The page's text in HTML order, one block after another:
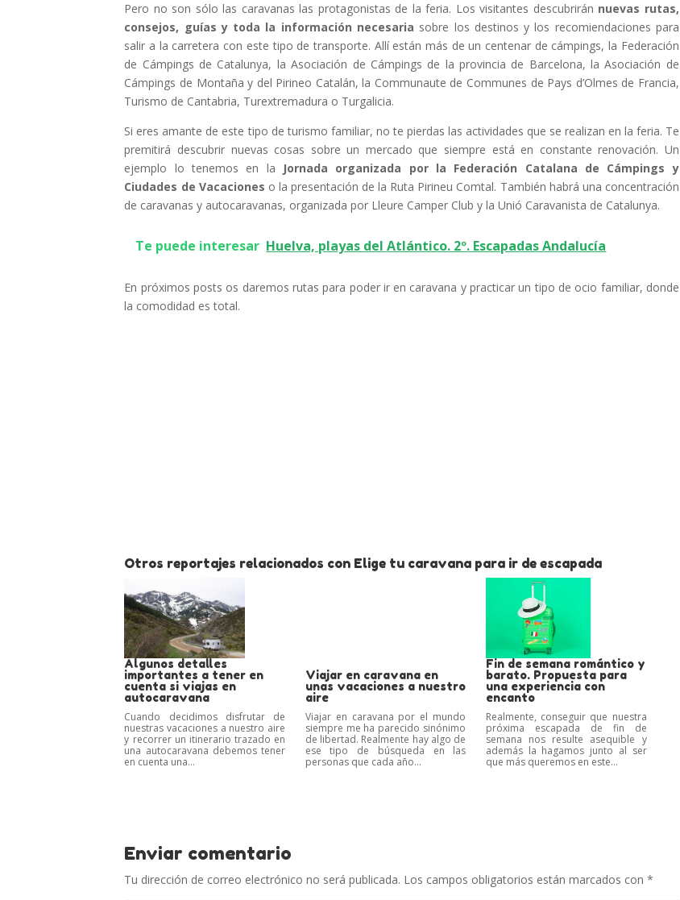
Pero no son sólo las caravanas las protagonistas de la feria. Los visitantes descubrirán nuevas rutas,
consejos, guías y toda la información necesaria sobre los destinos y los recomiendaciones para
salir a la carretera con este tipo de transporte. Allí están más de un centenar de cámpings, la Federación
de Cámpings de Catalunya, la Asociación de Cámpings de la provincia de Barcelona, la Asociación de
Cámpings de Montaña y del Pirineo Catalán, la Communaute de Communes de Pays d’Olmes de Francia,
Turismo de Cantabria, Turextremadura o Turgalicia.
Si eres amante de este tipo de turismo familiar, no te pierdas las actividades que se realizan en la feria. Te
premitirá descubrir nuevas cosas sobre un mercado que siempre está en constante renovación. Un
ejemplo lo tenemos en la Jornada organizada por la Federación Catalana de Cámpings y
Ciudades de Vacaciones o la presentación de la Ruta Pirineu Comtal. También habrá una concentración
de caravanas y autocaravanas, organizada por Lleure Camper Club y la Unió Caravanista de Catalunya.
Te puede interesar Huelva, playas del Atlántico. 2º. Escapadas Andalucía
En próximos posts os daremos rutas para poder ir en caravana y practicar un tipo de ocio familiar, donde
la comodidad es total.
Otros reportajes relacionados con Elige tu caravana para ir de escapada
Algunos detalles
importantes a tener en
cuenta si viajas en
autocaravana
Cuando decidimos disfrutar de
nuestras vacaciones a nuestro aire
y recorrer un itinerario trazado en
una autocaravana debemos tener
en cuenta una...
Viajar en caravana en
unas vacaciones a nuestro
aire
Viajar en caravana por el mundo
siempre me ha parecido sinónimo
de libertad. Realmente hay algo de
ese tipo de búsqueda en las
personas que cada año...
Fin de semana romántico y
barato. Propuesta para
una experiencia con
encanto
Realmente, conseguir que nuestra
próxima escapada de fin de
semana nos resulte asequible y
además la hagamos junto al ser
que más queremos en este...
Enviar comentario
Tu dirección de correo electrónico no será publicada. Los campos obligatorios están marcados con*